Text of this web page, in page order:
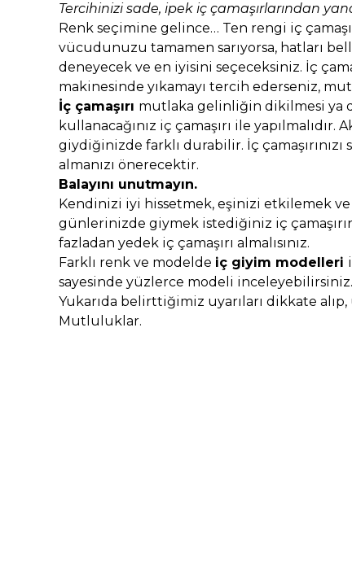
Tercihinizi sade, ipek iç çamaşırlarından
Renk seçimine gelince… Ten rengi iç
vücudunuzu tamamen sarıyorsa, hatları
deneyecek ve en iyisini seçeceksiniz. İç
makinesinde yıkamayı tercih ederseniz,
İç çamaşırı mutlaka gelinliğin dikilmesi ya
kullanacağınız iç çamaşırı ile
giydiğinizde farklı durabilir. İç
almanızı önerecektir.
Balayını unutmayın.
Kendinizi iyi hissetmek, eşinizi etkilemek ve
günlerinizde giymek istediğiniz iç
fazladan yedek iç çamaşırı almalısınız.
Farklı renk ve modelde iç giyim modelleri
sayesinde yüzlerce modeli inceleyebilirsiniz.
Yukarıda belirttiğimiz uyarıları dikkate
Mutluluklar.